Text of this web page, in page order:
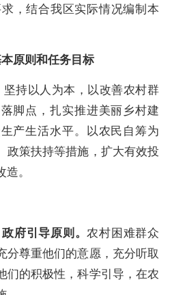
，结合我区实际情况编制本
原则和任务目标
坚持以人为本，以改善农村群
脚点，扎实推进美丽乡村建
产生活水平。以农民自筹为
政策扶持等措施，扩大有效投
。
府引导原则。农村困难群众
分尊重他们的意愿，充分听取
们的积极性，科学引导，在农